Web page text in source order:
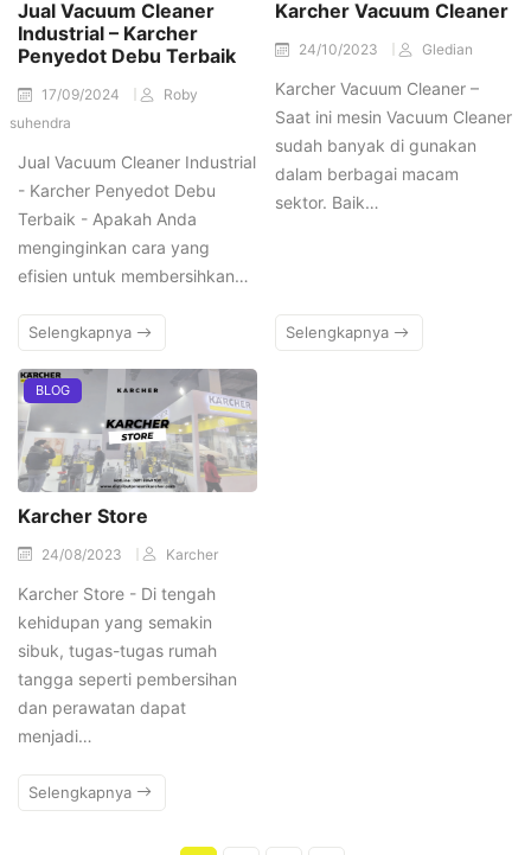
Jual Vacuum Cleaner
Industrial – Karcher
Penyedot Debu Terbaik
17/09/2024
Roby
suhendra
Jual Vacuum Cleaner Industrial
- Karcher Penyedot Debu
Terbaik - Apakah Anda
menginginkan cara yang
efisien untuk membersihkan…
Selengkapnya
Karcher Vacuum Cleaner
24/10/2023 Gledian
Karcher Vacuum Cleaner –
Saat ini mesin Vacuum Cleaner
sudah banyak di gunakan
dalam berbagai macam
sektor. Baik…
Selengkapnya
BLOG
Karcher Store
24/08/2023 Karcher
Karcher Store - Di tengah
kehidupan yang semakin
sibuk, tugas-tugas rumah
tangga seperti pembersihan
dan perawatan dapat
menjadi…
Selengkapnya